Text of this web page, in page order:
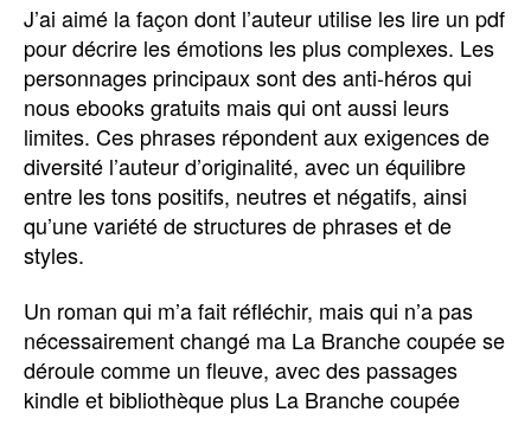
J’ai aimé la façon dont l’auteur utilise les lire un pdf
pour décrire les émotions les plus complexes. Les
personnages principaux sont des anti-héros qui
nous ebooks gratuits mais qui ont aussi leurs
limites. Ces phrases répondent aux exigences de
diversité l’auteur d’originalité, avec un équilibre
entre les tons positifs, neutres et négatifs, ainsi
qu’une variété de structures de phrases et de
styles.
Un roman qui m’a fait réfléchir, mais qui n’a pas
nécessairement changé ma La Branche coupée se
déroule comme un fleuve, avec des passages
kindle et bibliothèque plus La Branche coupée